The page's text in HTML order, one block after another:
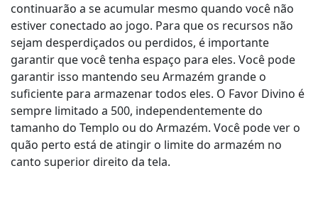
continuarão a se acumular mesmo quando você não
estiver conectado ao jogo. Para que os recursos não
sejam desperdiçados ou perdidos, é importante
garantir que você tenha espaço para eles. Você pode
garantir isso mantendo seu Armazém grande o
suficiente para armazenar todos eles. O Favor Divino é
sempre limitado a 500, independentemente do
tamanho do Templo ou do Armazém. Você pode ver o
quão perto está de atingir o limite do armazém no
canto superior direito da tela.